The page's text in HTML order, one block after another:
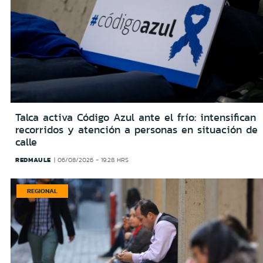
Talca activa Código Azul ante el frío: intensifican
recorridos y atención a personas en situación de
calle
REDMAULE 06/08/2026 - 19:28 HRS
REGIONAL